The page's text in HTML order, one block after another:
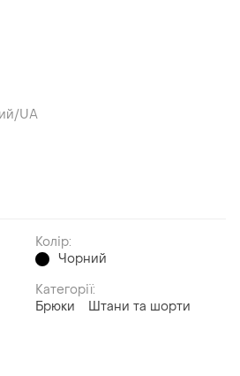
UA
Колір:
Чорний
Категорії:
Брюки
Штани та шорти